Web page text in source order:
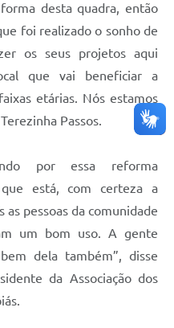
desta quadra, então
foi realizado o sonho de
os seus projetos aqui
que vai beneficiar a
etárias. Nós estamos
Passos.
por essa reforma
está, com certeza a
as pessoas da comunidade
um bom uso. A gente
dela também”, disse
da Associação dos